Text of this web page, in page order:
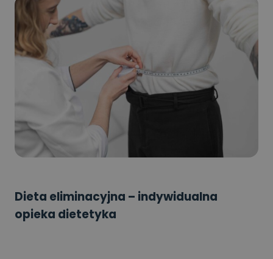
Dieta eliminacyjna – indywidualna
opieka dietetyka